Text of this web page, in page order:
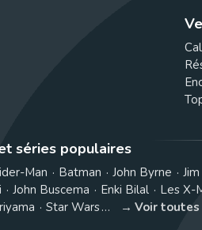
séries populaires
Man Batman John Byrne
John Buscema Enki Bilal Les X-
Star Wars Voir